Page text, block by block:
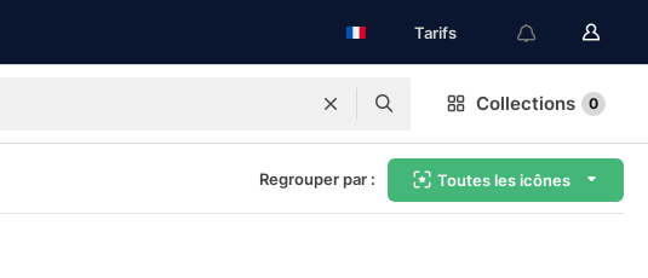
Tarifs
Collections 0
Regrouper par : Toutes les icônes